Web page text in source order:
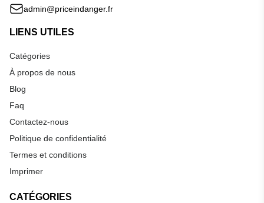
admin@priceindanger.fr
LIENS UTILES
Catégories
À propos de nous
Blog
Faq
Contactez-nous
Politique de confidentialité
Termes et conditions
Imprimer
CATÉGORIES